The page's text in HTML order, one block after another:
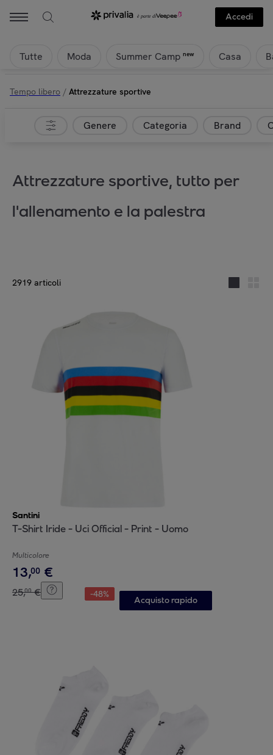
Accedi
Tutte Moda Summer Camp new Casa
Tempo libero / Attrezzature sportive
Genere Categoria Brand
Attrezzature sportive, tutto per
l'allenamento e la palestra
2919 articoli
Santini
T-Shirt Iride - Uci Official - Print - Uomo
Multicolore
13,00 €
25,00 € -48%
Acquisto rapido